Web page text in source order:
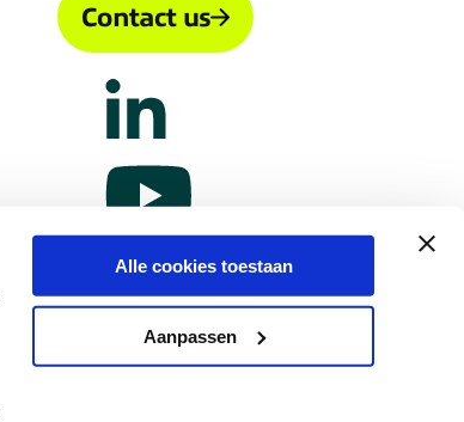
Alle cookies toestaan
Aanpassen
Contact us